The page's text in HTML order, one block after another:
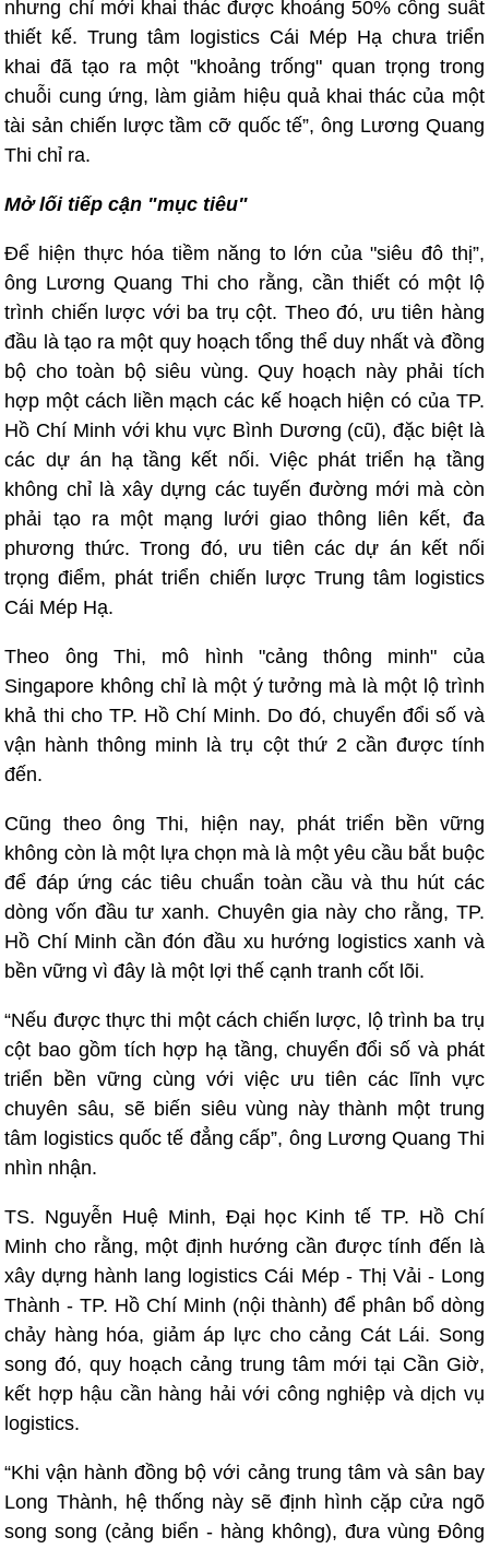
nhưng chỉ mới khai thác được khoảng 50% công suất
thiết kế. Trung tâm logistics Cái Mép Hạ chưa triển
khai đã tạo ra một "khoảng trống" quan trọng trong
chuỗi cung ứng, làm giảm hiệu quả khai thác của một
tài sản chiến lược tầm cỡ quốc tế”, ông Lương Quang
Thi chỉ ra.
Mở lối tiếp cận "mục tiêu"
Để hiện thực hóa tiềm năng to lớn của "siêu đô thị”,
ông Lương Quang Thi cho rằng, cần thiết có một lộ
trình chiến lược với ba trụ cột. Theo đó, ưu tiên hàng
đầu là tạo ra một quy hoạch tổng thể duy nhất và đồng
bộ cho toàn bộ siêu vùng. Quy hoạch này phải tích
hợp một cách liền mạch các kế hoạch hiện có của TP.
Hồ Chí Minh với khu vực Bình Dương (cũ), đặc biệt là
các dự án hạ tầng kết nối. Việc phát triển hạ tầng
không chỉ là xây dựng các tuyến đường mới mà còn
phải tạo ra một mạng lưới giao thông liên kết, đa
phương thức. Trong đó, ưu tiên các dự án kết nối
trọng điểm, phát triển chiến lược Trung tâm logistics
Cái Mép Hạ.
Theo ông Thi, mô hình "cảng thông minh" của
Singapore không chỉ là một ý tưởng mà là một lộ trình
khả thi cho TP. Hồ Chí Minh. Do đó, chuyển đổi số và
vận hành thông minh là trụ cột thứ 2 cần được tính
đến.
Cũng theo ông Thi, hiện nay, phát triển bền vững
không còn là một lựa chọn mà là một yêu cầu bắt buộc
để đáp ứng các tiêu chuẩn toàn cầu và thu hút các
dòng vốn đầu tư xanh. Chuyên gia này cho rằng, TP.
Hồ Chí Minh cần đón đầu xu hướng logistics xanh và
bền vững vì đây là một lợi thế cạnh tranh cốt lõi.
“Nếu được thực thi một cách chiến lược, lộ trình ba trụ
cột bao gồm tích hợp hạ tầng, chuyển đổi số và phát
triển bền vững cùng với việc ưu tiên các lĩnh vực
chuyên sâu, sẽ biến siêu vùng này thành một trung
tâm logistics quốc tế đẳng cấp”, ông Lương Quang Thi
nhìn nhận.
TS. Nguyễn Huệ Minh, Đại học Kinh tế TP. Hồ Chí
Minh cho rằng, một định hướng cần được tính đến là
xây dựng hành lang logistics Cái Mép - Thị Vải - Long
Thành - TP. Hồ Chí Minh (nội thành) để phân bổ dòng
chảy hàng hóa, giảm áp lực cho cảng Cát Lái. Song
song đó, quy hoạch cảng trung tâm mới tại Cần Giờ,
kết hợp hậu cần hàng hải với công nghiệp và dịch vụ
logistics.
“Khi vận hành đồng bộ với cảng trung tâm và sân bay
Long Thành, hệ thống này sẽ định hình cặp cửa ngõ
song song (cảng biển - hàng không), đưa vùng Đông